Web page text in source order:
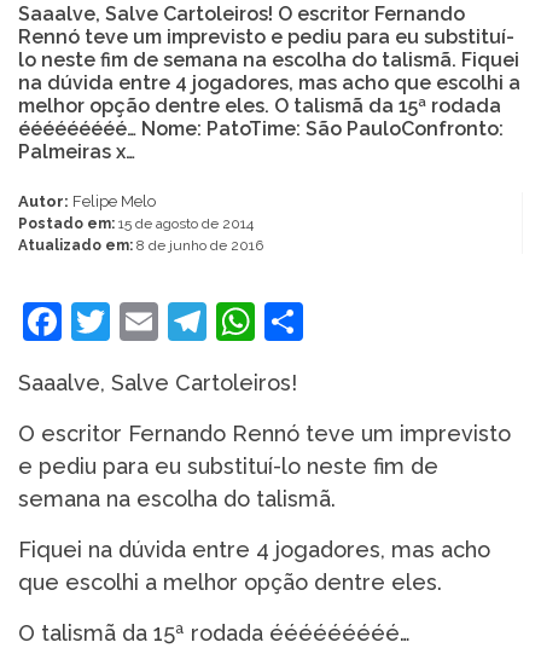
Saaalve, Salve Cartoleiros! O escritor Fernando
Rennó teve um imprevisto e pediu para eu substituí-
lo neste fim de semana na escolha do talismã. Fiquei
na dúvida entre 4 jogadores, mas acho que escolhi a
melhor opção dentre eles. O talismã da 15ª rodada
ééééééééé… Nome: PatoTime: São PauloConfronto:
Palmeiras x…
Autor: Felipe Melo
Postado em: 15 de agosto de 2014
Atualizado em: 8 de junho de 2016
Facebook
Twitter
EmailTelegram
WhatsApp
Saaalve, Salve Cartoleiros!
O escritor Fernando Rennó teve um imprevisto
e pediu para eu substituí-lo neste fim de
semana na escolha do talismã.
Fiquei na dúvida entre 4 jogadores, mas acho
que escolhi a melhor opção dentre eles.
O talismã da 15ª rodada ééééééééé…